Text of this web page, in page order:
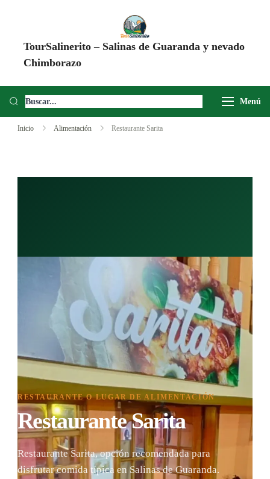
TourSalinerito – Salinas de Guaranda y nevado
Chimborazo
Chimborazo, Minas de Sal, Quesera El Salinerito, Chocolates El
Menú
Inicio Alimentación Restaurante Sarita
RESTAURANTE O LUGAR DE ALIMENTACIÓN
Restaurante Sarita
Restaurante Sarita, opción recomendada para
disfrutar comida típica en Salinas de Guaranda.